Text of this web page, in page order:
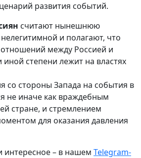
развития событий.
считают нынешнюю
и полагают, что
между Россией и
степени лежит на властях
со стороны Запада на события в
не иначе как враждебным
стране, и стремлением
для оказания давления
интересное – в нашем Telegram-